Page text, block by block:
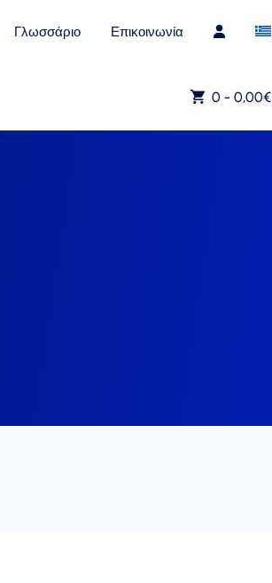
Γλωσσάριο Επικοινωνία
0 - 0,00€